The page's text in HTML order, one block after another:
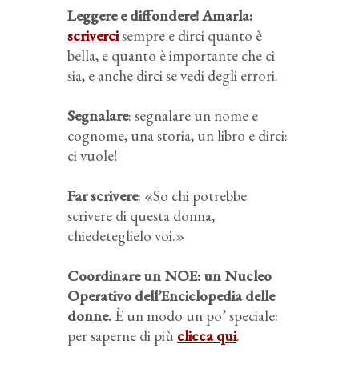
Leggere e diffondere!Amarla:
scrivercisempre e dirci quanto è
bella, e quanto è importante che ci
sia, e anche dirci se vedi degli errori.
Segnalare: segnalare un nome e
cognome, una storia, un libro e dirci:
ci vuole!
Far scrivere: «So chi potrebbe
scrivere di questa donna,
chiedeteglielo voi.»
Coordinare un NOE: un Nucleo
Operativo dell’Enciclopedia delle
donne. È un modo un po’ speciale:
per saperne di più clicca qui.